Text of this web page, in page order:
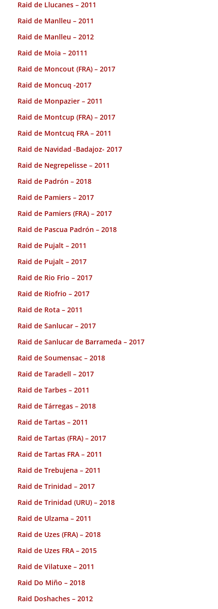
Raid de Llucanes – 2011
Raid de Manlleu – 2011
Raid de Manlleu – 2012
Raid de Moia – 20111
Raid de Moncout (FRA) – 2017
Raid de Moncuq -2017
Raid de Monpazier – 2011
Raid de Montcup (FRA) – 2017
Raid de Montcuq FRA – 2011
Raid de Navidad -Badajoz- 2017
Raid de Negrepelisse – 2011
Raid de Padrón – 2018
Raid de Pamiers – 2017
Raid de Pamiers (FRA) – 2017
Raid de Pascua Padrón – 2018
Raid de Pujalt – 2011
Raid de Pujalt – 2017
Raid de Rio Frio – 2017
Raid de Riofrio – 2017
Raid de Rota – 2011
Raid de Sanlucar – 2017
Raid de Sanlucar de Barrameda – 2017
Raid de Soumensac – 2018
Raid de Taradell – 2017
Raid de Tarbes – 2011
Raid de Tárregas – 2018
Raid de Tartas – 2011
Raid de Tartas (FRA) – 2017
Raid de Tartas FRA – 2011
Raid de Trebujena – 2011
Raid de Trinidad – 2017
Raid de Trinidad (URU) – 2018
Raid de Ulzama – 2011
Raid de Uzes (FRA) – 2018
Raid de Uzes FRA – 2015
Raid de Vilatuxe – 2011
Raid Do Miño – 2018
Raid Doshaches – 2012